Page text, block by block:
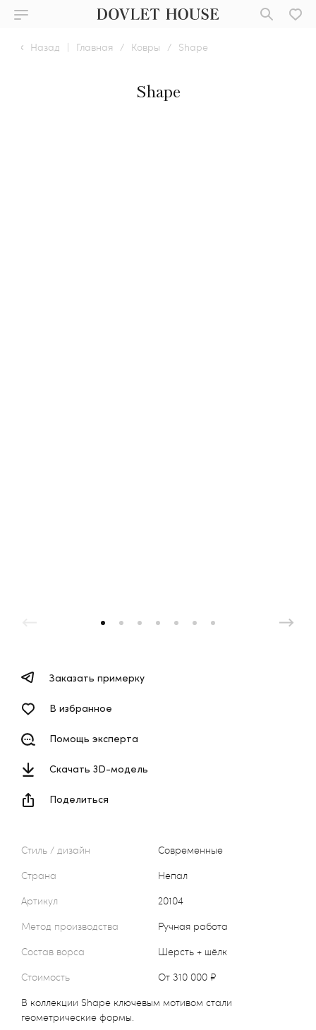
Назад | Главная / Ковры / Shape
Shape
Стиль / дизайн
Современные
Страна
Непал
Артикул
20104
Метод производства
Ручная работа
Состав ворса
шерсть + шёлк
Стоимость
от 310 000 ₽
В коллекции Shape ключевым мотивом стали
геометрические формы.
Заказать примерку
В избранное
Помощь эксперта
Скачать 3D-модель
Поделиться